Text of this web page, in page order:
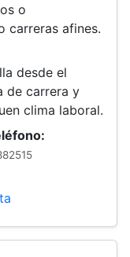
o
carreras afines.
desde el
de carrera y
clima laboral.